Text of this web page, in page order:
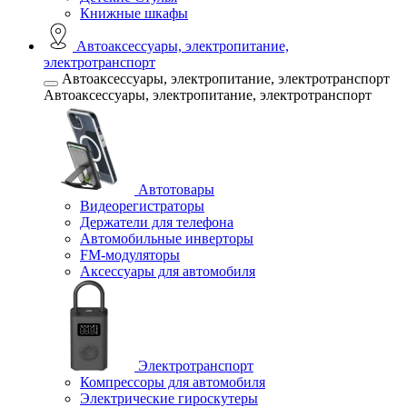
Книжные шкафы
Автоаксессуары, электропитание,
электротранспорт
Автоаксессуары, электропитание, электротранспорт
Автоаксессуары, электропитание, электротранспорт
Автотовары
Видеорегистраторы
Держатели для телефона
Автомобильные инверторы
FM-модуляторы
Аксессуары для автомобиля
Электротранспорт
Компрессоры для автомобиля
Электрические гироскутеры